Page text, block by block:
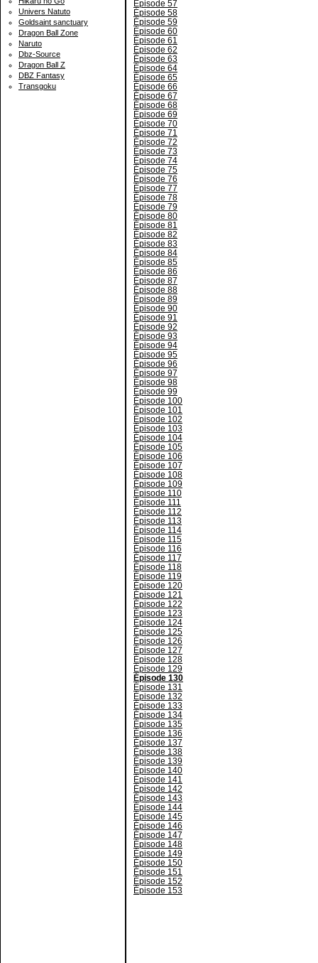
Univers Natuto
Goldsaint sanctuary
Dragon Ball Zone
Naruto
Dbz-Source
Dragon Ball Z
DBZ Fantasy
Transgoku
Épisode 57
Épisode 58
Épisode 59
Épisode 60
Épisode 61
Épisode 62
Épisode 63
Épisode 64
Épisode 65
Épisode 66
Épisode 67
Épisode 68
Épisode 69
Épisode 70
Épisode 71
Épisode 72
Épisode 73
Épisode 74
Épisode 75
Épisode 76
Épisode 77
Épisode 78
Épisode 79
Épisode 80
Épisode 81
Épisode 82
Épisode 83
Épisode 84
Épisode 85
Épisode 86
Épisode 87
Épisode 88
Épisode 89
Épisode 90
Épisode 91
Épisode 92
Épisode 93
Épisode 94
Épisode 95
Épisode 96
Épisode 97
Épisode 98
Épisode 99
Épisode 100
Épisode 101
Épisode 102
Épisode 103
Épisode 104
Épisode 105
Épisode 106
Épisode 107
Épisode 108
Épisode 109
Épisode 110
Épisode 111
Épisode 112
Épisode 113
Épisode 114
Épisode 115
Épisode 116
Épisode 117
Épisode 118
Épisode 119
Épisode 120
Épisode 121
Épisode 122
Épisode 123
Épisode 124
Épisode 125
Épisode 126
Épisode 127
Épisode 128
Épisode 129
Épisode 130
Épisode 131
Épisode 132
Épisode 133
Épisode 134
Épisode 135
Épisode 136
Épisode 137
Épisode 138
Épisode 139
Épisode 140
Épisode 141
Épisode 142
Épisode 143
Épisode 144
Épisode 145
Épisode 146
Épisode 147
Épisode 148
Épisode 149
Épisode 150
Épisode 151
Épisode 152
Épisode 153